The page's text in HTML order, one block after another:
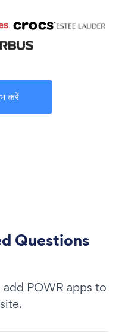
करें
Questions
POWR apps to